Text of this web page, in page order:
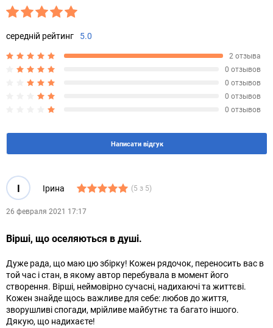
5.0
середній рейтинг
2 отзыва
0 отзывов
0 отзывов
0 отзывов
0 отзывов
Написати відгук
І Ірина (5 з 5)
26 февраля 2021 17:17
Вірші, що оселяються в душі.
Дуже рада, що маю цю збірку! Кожен рядочок, переносить вас в
той час і стан, в якому автор перебувала в момент його
створення. Вірші, неймовірно сучасні, надихаючі та життєві.
Кожен знайде щось важливе для себе: любов до життя,
зворушливі спогади, мрійливе майбутнє та багато іншого.
Дякую, що надихаєте!